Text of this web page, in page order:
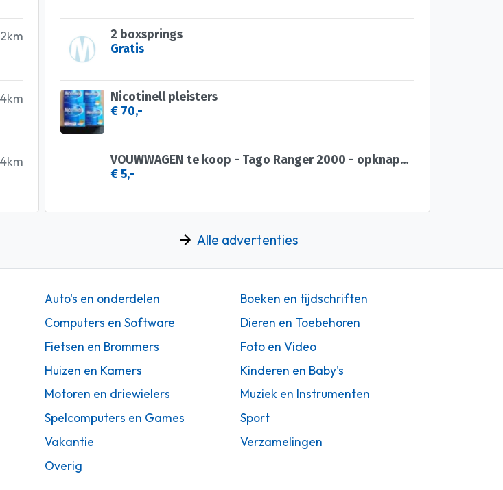
2 boxsprings
Gratis
Nicotinell pleisters
€ 70,-
VOUWWAGEN te koop - Tago Ranger 2000 - opknapper
€ 5,-
Alle advertenties
Auto's en onderdelen
Boeken en tijdschriften
Computers en Software
Dieren en Toebehoren
Fietsen en Brommers
Foto en Video
Huizen en Kamers
Kinderen en Baby's
Motoren en driewielers
Muziek en Instrumenten
Spelcomputers en Games
Sport
Vakantie
Verzamelingen
Overig